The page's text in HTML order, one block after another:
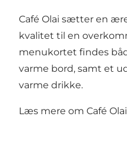
Café Olai sætter en
kvalitet til en
menukortet findes
varme bord, samt et
varme drikke.
Læs mere om Café Olai